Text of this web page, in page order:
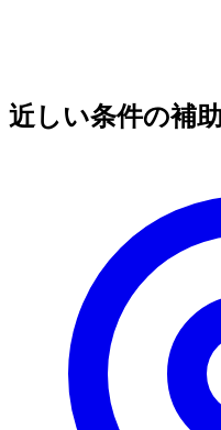
近しい条件の補